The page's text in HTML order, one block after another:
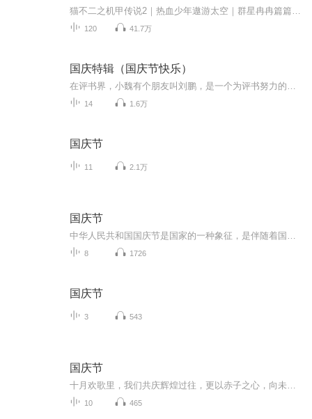
120 41.7万
国庆特辑（国庆节快乐）
14 1.6万
国庆节
11 2.1万
国庆节
8 1726
国庆节
3 543
国庆节
10 465